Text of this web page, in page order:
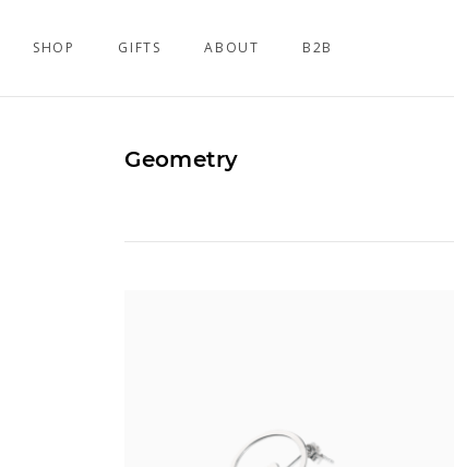
SHOP GIFTS ABOUT B2B
Geometry